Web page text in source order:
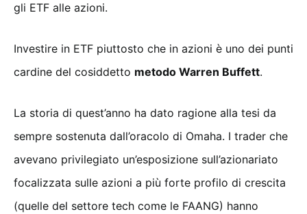
gli ETF alle azioni.
Investire in ETF piuttosto che in azioni è uno dei punti
cardine del cosiddetto metodo Warren Buffett.
La storia di quest’anno ha dato ragione alla tesi da
sempre sostenuta dall’oracolo di Omaha. I trader che
avevano privilegiato un’esposizione sull’azionariato
focalizzata sulle azioni a più forte profilo di crescita
(quelle del settore tech come le FAANG) hanno